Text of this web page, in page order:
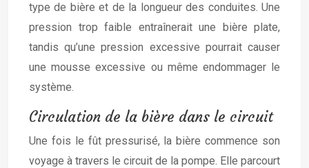
type de bière et de la longueur des conduites. Une
pression trop faible entraînerait une bière plate,
tandis qu’une pression excessive pourrait causer
une mousse excessive ou même endommager le
système.
Circulation de la bière dans le circuit
Une fois le fût pressurisé, la bière commence son
voyage à travers le circuit de la pompe. Elle parcourt